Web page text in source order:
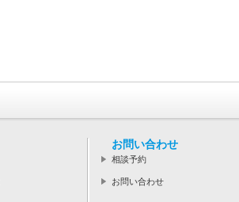
お問い合わせ
相談予約
お問い合わせ